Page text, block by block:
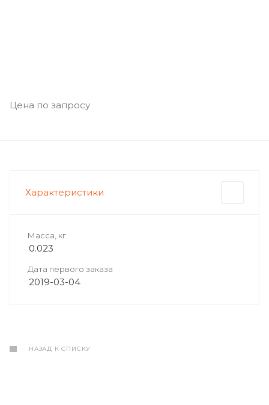
Цена по запросу
Характеристики
Масса, кг
0.023
Дата первого заказа
2019-03-04
НАЗАД К СПИСКУ